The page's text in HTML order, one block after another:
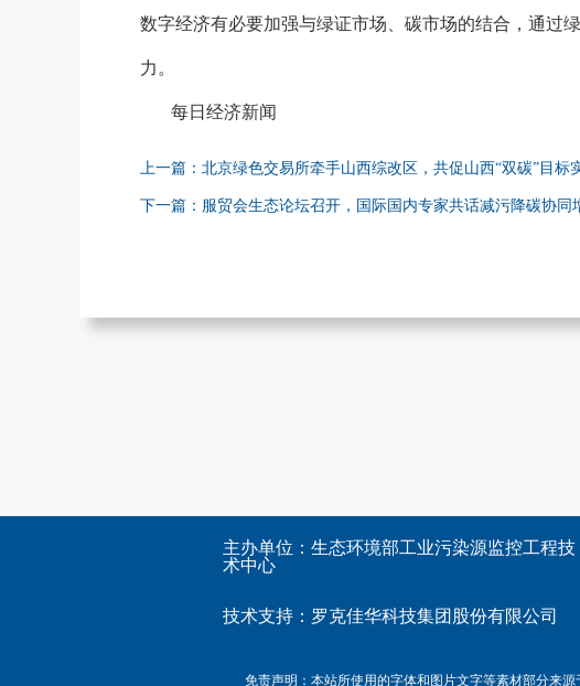
数字经济有必要加强与绿证市场、碳市场的结合，通过
力。
每日经济新闻
上一篇：北京绿色交易所牵手山西综改区，共促山西“双碳”目标
下一篇：服贸会生态论坛召开，国际国内专家共话减污降碳协同
主办单位：生态环境部工业污染源监控工程技
术中心
技术支持： 罗克佳华科技集团股份有限公司
免责声明：本站所使用的字体和图片文字等素材部分来